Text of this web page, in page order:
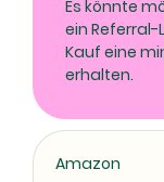
Es könnte
ein Referral-
Kauf eine
erhalten.
Amazon